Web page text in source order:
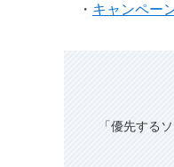
・ キャンペー
「優先する